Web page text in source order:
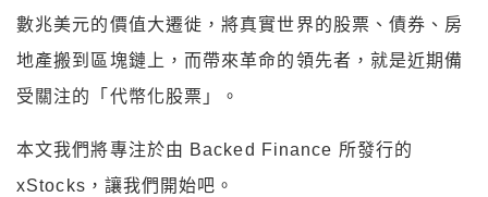
數兆美元的價值大遷徙，將真實世界的股票、債券、房
地產搬到區塊鏈上，而帶來革命的領先者，就是近期備
受關注的「代幣化股票」。
本文我們將專注於由 Backed Finance 所發行的
xStocks，讓我們開始吧。